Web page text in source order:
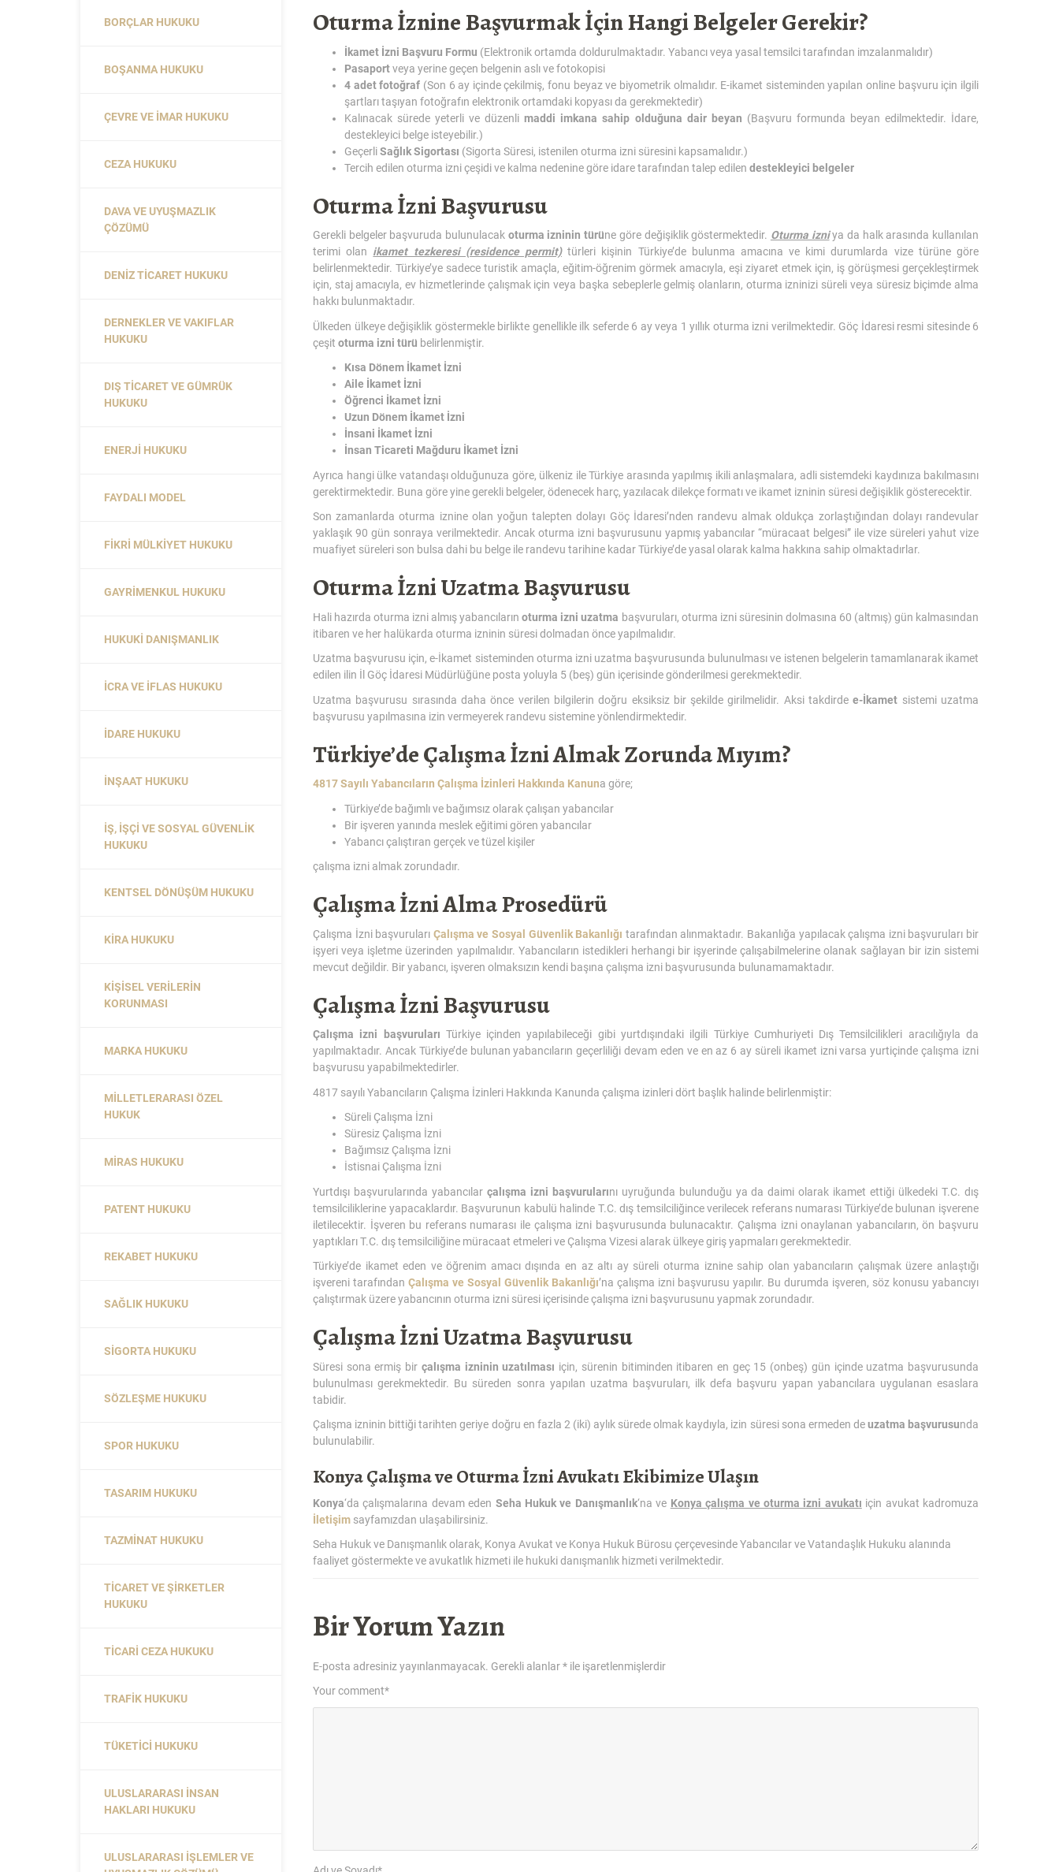
Oturma İznine Başvurmak İçin Hangi Belgeler Gerekir?
İkamet İzni Başvuru Formu (Elektronik ortamda doldurulmaktadır. Yabancı veya yasal temsilci tarafından imzalanmalıdır)
Pasaportveya yerine geçen belgenin aslı ve fotokopisi
4 adet fotoğraf (Son 6 ay içinde çekilmiş, fonu beyaz ve biyometrik olmalıdır. E-ikamet sisteminden yapılan online başvuru için ilgili
şartları taşıyan fotoğrafın elektronik ortamdaki kopyası da gerekmektedir)
Kalınacak sürede yeterli ve düzenlimaddi imkana sahip olduğuna dair beyan (Başvuru formunda beyan edilmektedir. İdare,
destekleyici belge isteyebilir.)
GeçerliSağlık Sigortası (Sigorta Süresi, istenilen oturma izni süresini kapsamalıdır.)
Tercih edilen oturma izni çeşidi ve kalma nedenine göre idare tarafından talep edilen destekleyici belgeler
Oturma İzni Başvurusu
Gerekli belgeler başvuruda bulunulacak oturma izninin türüne göre değişiklik göstermektedir. Oturma izniya da halk arasında kullanılan
terimi olan ikamet tezkeresi (residence permit)türleri kişinin Türkiye’de bulunma amacına ve kimi durumlarda vize türüne göre
belirlenmektedir. Türkiye’ye sadece turistik amaçla, eğitim-öğrenim görmek amacıyla, eşi ziyaret etmek için, iş görüşmesi gerçekleştirmek
için, staj amacıyla, ev hizmetlerinde çalışmak için veya başka sebeplerle gelmiş olanların, oturma izninizi süreli veya süresiz biçimde alma
hakkı bulunmaktadır.
Ülkeden ülkeye değişiklik göstermekle birlikte genellikle ilk seferde 6 ay veya 1 yıllık oturma izni verilmektedir. Göç İdaresi resmi sitesinde 6
çeşit oturma izni türü belirlenmiştir.
Kısa Dönem İkamet İzni
Aile İkamet İzni
Öğrenci İkamet İzni
Uzun Dönem İkamet İzni
İnsani İkamet İzni
İnsan Ticareti Mağduru İkamet İzni
Ayrıca hangi ülke vatandaşı olduğunuza göre, ülkeniz ile Türkiye arasında yapılmış ikili anlaşmalara, adli sistemdeki kaydınıza bakılmasını
gerektirmektedir. Buna göre yine gerekli belgeler, ödenecek harç, yazılacak dilekçe formatı ve ikamet izninin süresi değişiklik gösterecektir.
Son zamanlarda oturma iznine olan yoğun talepten dolayı Göç İdaresi’nden randevu almak oldukça zorlaştığından dolayı randevular
yaklaşık 90 gün sonraya verilmektedir. Ancak oturma izni başvurusunu yapmış yabancılar “müracaat belgesi” ile vize süreleri yahut vize
muafiyet süreleri son bulsa dahi bu belge ile randevu tarihine kadar Türkiye’de yasal olarak kalma hakkına sahip olmaktadırlar.
Oturma İzni Uzatma Başvurusu
Hali hazırda oturma izni almış yabancılarınoturma izni uzatma başvuruları, oturma izni süresinin dolmasına 60 (altmış) gün kalmasından
itibaren ve her halükarda oturma izninin süresi dolmadan önce yapılmalıdır.
Uzatma başvurusu için, e-İkamet sisteminden oturma izni uzatma başvurusunda bulunulması ve istenen belgelerin tamamlanarak ikamet
edilen ilin İl Göç İdaresi Müdürlüğüne posta yoluyla 5 (beş) gün içerisinde gönderilmesi gerekmektedir.
Uzatma başvurusu sırasında daha önce verilen bilgilerin doğru eksiksiz bir şekilde girilmelidir. Aksi takdirdee-İkamet sistemi uzatma
başvurusu yapılmasına izin vermeyerek randevu sistemine yönlendirmektedir.
Türkiye’de Çalışma İzni Almak Zorunda Mıyım?
4817 Sayılı Yabancıların Çalışma İzinleri Hakkında Kanuna göre;
Türkiye’de bağımlı ve bağımsız olarak çalışan yabancılar
Bir işveren yanında meslek eğitimi gören yabancılar
Yabancı çalıştıran gerçek ve tüzel kişiler
çalışma izni almak zorundadır.
Çalışma İzni Alma Prosedürü
Çalışma İzni başvuruları Çalışma ve Sosyal Güvenlik Bakanlığı tarafından alınmaktadır. Bakanlığa yapılacak çalışma izni başvuruları bir
işyeri veya işletme üzerinden yapılmalıdır. Yabancıların istedikleri herhangi bir işyerinde çalışabilmelerine olanak sağlayan bir izin sistemi
mevcut değildir. Bir yabancı, işveren olmaksızın kendi başına çalışma izni başvurusunda bulunamamaktadır.
Çalışma İzni Başvurusu
Çalışma izni başvuruları Türkiye içinden yapılabileceği gibi yurtdışındaki ilgili Türkiye Cumhuriyeti Dış Temsilcilikleri aracılığıyla da
yapılmaktadır. Ancak Türkiye’de bulunan yabancıların geçerliliği devam eden ve en az 6 ay süreli ikamet izni varsa yurtiçinde çalışma izni
başvurusu yapabilmektedirler.
4817 sayılı Yabancıların Çalışma İzinleri Hakkında Kanunda çalışma izinleri dört başlık halinde belirlenmiştir:
Süreli Çalışma İzni
Süresiz Çalışma İzni
Bağımsız Çalışma İzni
İstisnai Çalışma İzni
Yurtdışı başvurularında yabancılar çalışma izni başvurularını uyruğunda bulunduğu ya da daimi olarak ikamet ettiği ülkedeki T.C. dış
temsilciliklerine yapacaklardır. Başvurunun kabulü halinde T.C. dış temsilciliğince verilecek referans numarası Türkiye’de bulunan işverene
iletilecektir. İşveren bu referans numarası ile çalışma izni başvurusunda bulunacaktır. Çalışma izni onaylanan yabancıların, ön başvuru
yaptıkları T.C. dış temsilciliğine müracaat etmeleri ve Çalışma Vizesi alarak ülkeye giriş yapmaları gerekmektedir.
Türkiye’de ikamet eden ve öğrenim amacı dışında en az altı ay süreli oturma iznine sahip olan yabancıların çalışmak üzere anlaştığı
işvereni tarafından Çalışma ve Sosyal Güvenlik Bakanlığı’na çalışma izni başvurusu yapılır. Bu durumda işveren, söz konusu yabancıyı
çalıştırmak üzere yabancının oturma izni süresi içerisinde çalışma izni başvurusunu yapmak zorundadır.
Çalışma İzni Uzatma Başvurusu
Süresi sona ermiş bir çalışma izninin uzatılması için, sürenin bitiminden itibaren en geç 15 (onbeş) gün içinde uzatma başvurusunda
bulunulması gerekmektedir. Bu süreden sonra yapılan uzatma başvuruları, ilk defa başvuru yapan yabancılara uygulanan esaslara
tabidir.
Çalışma izninin bittiği tarihten geriye doğru en fazla 2 (iki) aylık sürede olmak kaydıyla, izin süresi sona ermeden deuzatma başvurusunda
bulunulabilir.
Konya Çalışma ve Oturma İzni Avukatı Ekibimize Ulaşın
Konya‘da çalışmalarına devam eden Seha Hukuk ve Danışmanlık‘na ve Konya çalışma ve oturma izni avukatı için avukat kadromuza
İletişim sayfamızdan ulaşabilirsiniz.
Seha Hukuk ve Danışmanlık olarak, Konya Avukat ve Konya Hukuk Bürosu çerçevesinde Yabancılar ve Vatandaşlık Hukuku alanında
faaliyet göstermekte ve avukatlık hizmeti ile hukuki danışmanlık hizmeti verilmektedir.
Bir Yorum Yazın
E-posta adresiniz yayınlanmayacak. Gerekli alanlar* ile işaretlenmişlerdir
Your comment*
BORÇLAR HUKUKU
BOŞANMA HUKUKU
ÇEVRE VE İMAR HUKUKU
CEZA HUKUKU
DAVA VE UYUŞMAZLIK
ÇÖZÜMÜ
DENIZ TICARET HUKUKU
DERNEKLER VE VAKIFLAR
HUKUKU
DIŞ TICARET VE GÜMRÜK
HUKUKU
ENERJI HUKUKU
FAYDALI MODEL
FIKRI MÜLKIYET HUKUKU
GAYRIMENKUL HUKUKU
HUKUKI DANIŞMANLIK
İCRA VE İFLAS HUKUKU
İDARE HUKUKU
İNŞAAT HUKUKU
İŞ, İŞÇI VE SOSYAL GÜVENLIK
HUKUKU
KENTSEL DÖNÜŞÜM HUKUKU
KIRA HUKUKU
KIŞISEL VERILERIN
KORUNMASI
MARKA HUKUKU
MILLETLERARASI ÖZEL
HUKUK
MIRAS HUKUKU
PATENT HUKUKU
REKABET HUKUKU
SAĞLIK HUKUKU
SIGORTA HUKUKU
SÖZLEŞME HUKUKU
SPOR HUKUKU
TASARIM HUKUKU
TAZMINAT HUKUKU
TICARET VE ŞIRKETLER
HUKUKU
TICARI CEZA HUKUKU
TRAFIK HUKUKU
TÜKETICI HUKUKU
ULUSLARARASI İNSAN
HAKLARI HUKUKU
ULUSLARARASI İŞLEMLER VE